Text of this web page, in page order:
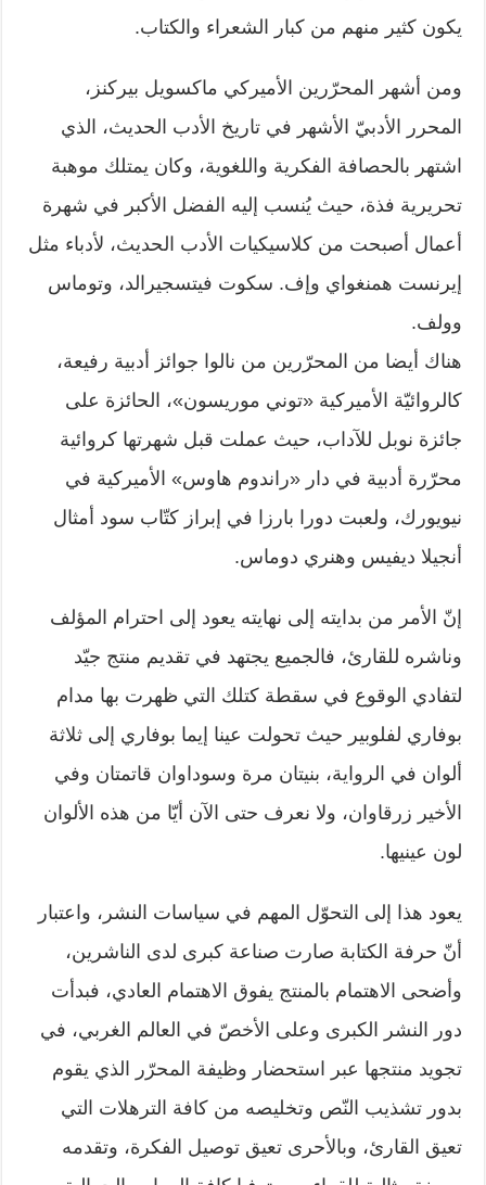
يكون كثير منهم من كبار الشعراء والكتاب.
ومن أشهر المحرّرين الأميركي ماكسويل بيركنز،
المحرر الأدبيّ الأشهر في تاريخ الأدب الحديث، الذي
اشتهر بالحصافة الفكرية واللغوية، وكان يمتلك موهبة
تحريرية فذة، حيث يُنسب إليه الفضل الأكبر في شهرة
أعمال أصبحت من كلاسيكيات الأدب الحديث، لأدباء مثل
إيرنست همنغواي وإف. سكوت فيتسجيرالد، وتوماس
وولف.
هناك أيضا من المحرّرين من نالوا جوائز أدبية رفيعة،
كالروائيّة الأميركية «توني موريسون»، الحائزة على
جائزة نوبل للآداب، حيث عملت قبل شهرتها كروائية
محرّرة أدبية في دار «راندوم هاوس» الأميركية في
نيويورك، ولعبت دورا بارزا في إبراز كتّاب سود أمثال
أنجيلا ديفيس وهنري دوماس.
إنّ الأمر من بدايته إلى نهايته يعود إلى احترام المؤلف
وناشره للقارئ، فالجميع يجتهد في تقديم منتج جيّد
لتفادي الوقوع في سقطة كتلك التي ظهرت بها مدام
بوفاري لفلوبير حيث تحولت عينا إيما بوفاري إلى ثلاثة
ألوان في الرواية، بنيتان مرة وسوداوان قاتمتان وفي
الأخير زرقاوان، ولا نعرف حتى الآن أيّا من هذه الألوان
لون عينيها.
يعود هذا إلى التحوّل المهم في سياسات النشر، واعتبار
أنّ حرفة الكتابة صارت صناعة كبرى لدى الناشرين،
وأضحى الاهتمام بالمنتج يفوق الاهتمام العادي، فبدأت
دور النشر الكبرى وعلى الأخصّ في العالم الغربي، في
تجويد منتجها عبر استحضار وظيفة المحرّر الذي يقوم
بدور تشذيب النّص وتخليصه من كافة الترهلات التي
تعيق القارئ، وبالأحرى تعيق توصيل الفكرة، وتقدمه